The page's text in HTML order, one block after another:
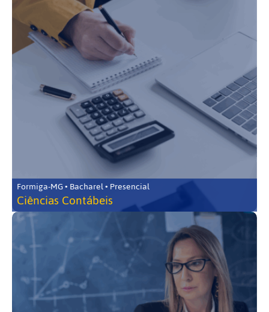
Formiga-MG • Bacharel • Presencial
Ciências Contábeis